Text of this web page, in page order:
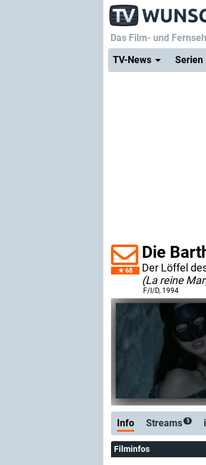
Das Film- und
TV-News
Serien
68
Die
Der Löffel
(La reine
F/I/D, 1994
Info Streams 5
Filminfos